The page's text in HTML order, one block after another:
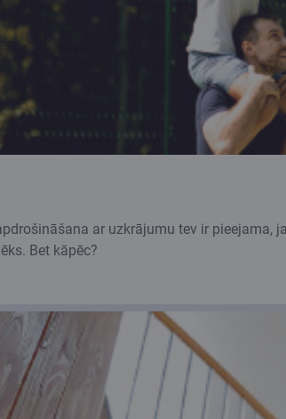
ar uzkrājumu tev ir
Bet kāpēc?